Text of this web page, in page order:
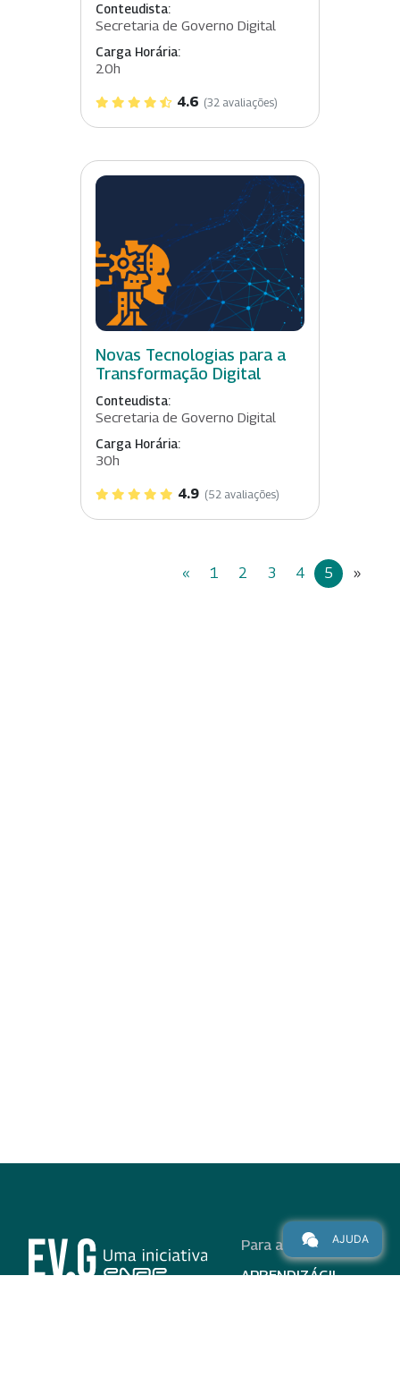
Conteudista:
Secretaria de Governo Digital
Carga Horária:
20h
4.6 (32 avaliações)
Novas Tecnologias para a
Transformação Digital
Conteudista:
Secretaria de Governo Digital
Carga Horária:
30h
4.9 (52 avaliações)
« 1 2 3 4 5 »
Para alunos
APRENDIZÁGIL
AJUDA